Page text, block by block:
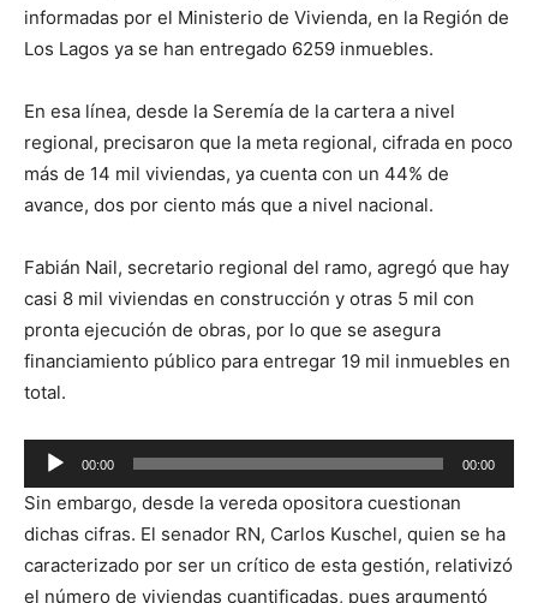
informadas por el Ministerio de Vivienda, en la Región de
Los Lagos ya se han entregado 6259 inmuebles.
En esa línea, desde la Seremía de la cartera a nivel
regional, precisaron que la meta regional, cifrada en poco
más de 14 mil viviendas, ya cuenta con un 44% de
avance, dos por ciento más que a nivel nacional.
Fabián Nail, secretario regional del ramo, agregó que hay
casi 8 mil viviendas en construcción y otras 5 mil con
pronta ejecución de obras, por lo que se asegura
financiamiento público para entregar 19 mil inmuebles en
total.
Reproductor
de
audio
00:00 00:00
Sin embargo, desde la vereda opositora cuestionan
dichas cifras. El senador RN, Carlos Kuschel, quien se ha
caracterizado por ser un crítico de esta gestión, relativizó
el número de viviendas cuantificadas, pues argumentó